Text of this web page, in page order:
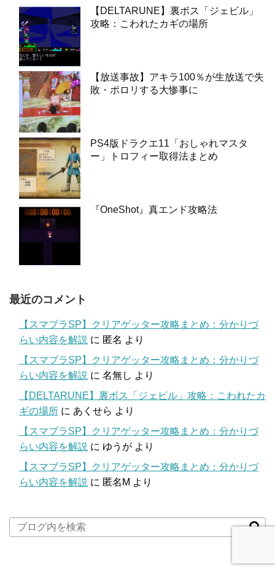
【DELTARUNE】裏ボス「ジェビル」
攻略：こわれたカギの場所
【放送事故】アキラ100％が生放送で失
敗・ポロリする大惨事に
PS4版ドラクエ11「おしゃれマスタ
ー」トロフィー取得法まとめ
『OneShot』真エンド攻略法
最近のコメント
【スマブラSP】クリアゲッター攻略まとめ：分かりづ
らい内容を解説 に 匿名 より
【スマブラSP】クリアゲッター攻略まとめ：分かりづ
らい内容を解説 に 名無し より
【DELTARUNE】裏ボス「ジェビル」攻略：こわれたカ
ギの場所 に あくせら より
【スマブラSP】クリアゲッター攻略まとめ：分かりづ
らい内容を解説 に ゆうが より
【スマブラSP】クリアゲッター攻略まとめ：分かりづ
らい内容を解説 に 匿名M より